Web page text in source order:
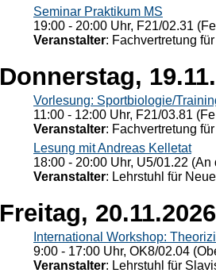
Seminar Praktikum MS
19:00 - 20:00 Uhr, F21/02.31
Veranstalter: Fachvertretung
Donnerstag,
Vorlesung: Sportbiologie/
11:00 - 12:00 Uhr, F21/03.81
Veranstalter: Fachvertretung
Lesung mit Andreas Kelletat
18:00 - 20:00 Uhr, U5/01.22
Veranstalter: Lehrstuhl für
Freitag, 20.11.2026
International Workshop:
9:00 - 17:00 Uhr, OK8/02.04
Veranstalter: Lehrstuhl für